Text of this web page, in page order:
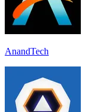
AnandTech